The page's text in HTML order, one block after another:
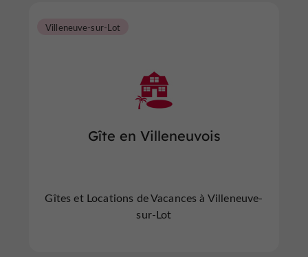
Gîte en Villeneuvois
Villeneuve-sur-Lot
Gîtes et Locations de Vacances à Villeneuve-
sur-Lot